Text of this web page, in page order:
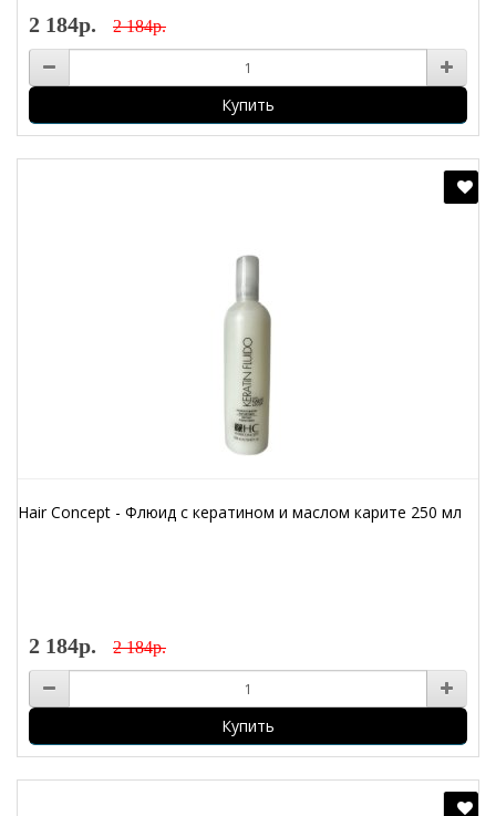
2 184р. 2 184р.
Купить
Hair Concept - Флюид с кератином и маслом карите 250 мл
2 184р. 2 184р.
Купить